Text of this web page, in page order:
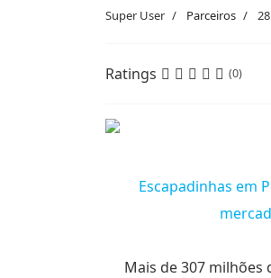
Super User Parceiros
Ratings (0)
Escapadinhas em
Mais de 307